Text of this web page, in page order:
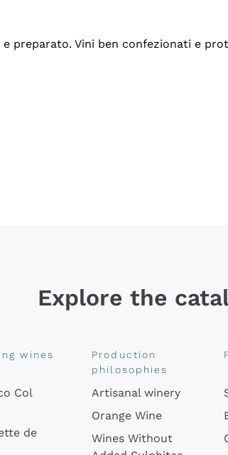
preparato. Vini ben confezionati e
Explore the
wines
Col
de
Production
philosophies
Artisanal winery
Orange Wine
Wines Without